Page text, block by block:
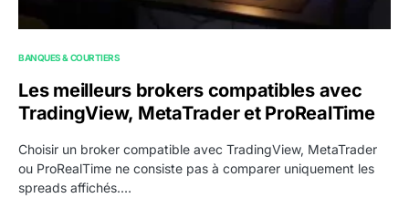
BANQUES & COURTIERS
Les meilleurs brokers compatibles avec
TradingView, MetaTrader et ProRealTime
Choisir un broker compatible avec TradingView, MetaTrader
ou ProRealTime ne consiste pas à comparer uniquement les
spreads affichés.…